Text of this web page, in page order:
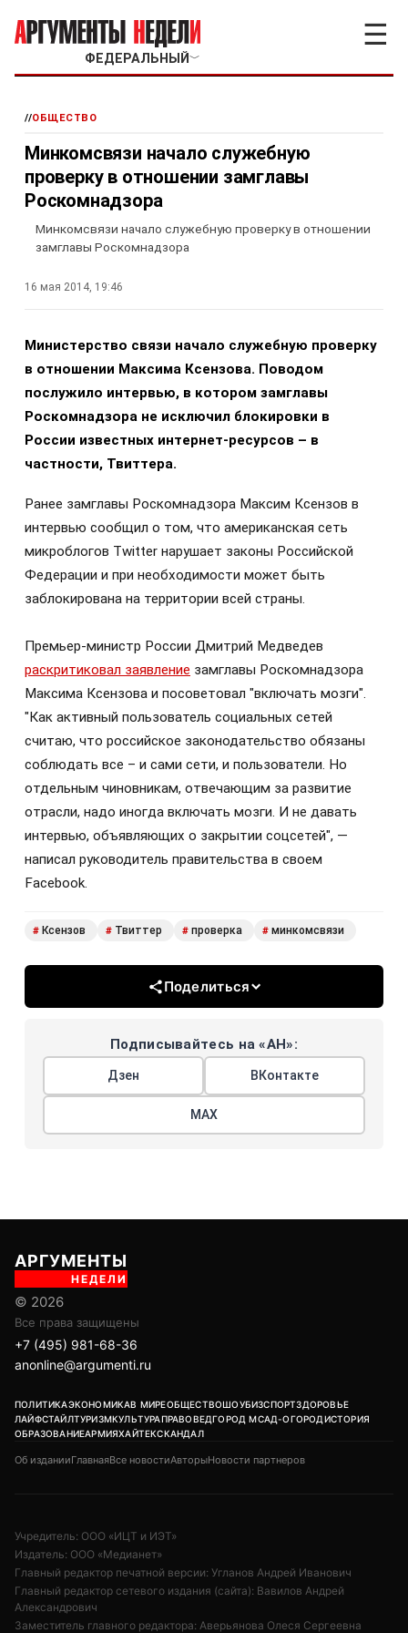
ФЕДЕРАЛЬНЫЙ ﹀
☰
//ОБЩЕСТВО
Минкомсвязи начало служебную
проверку в отношении замглавы
Роскомнадзора
Минкомсвязи начало служебную проверку в отношении
замглавы Роскомнадзора
16 мая 2014, 19:46
Министерство связи начало служебную проверку
в отношении Максима Ксензова. Поводом
послужило интервью, в котором замглавы
Роскомнадзора не исключил блокировки в
России известных интернет-ресурсов – в
частности, Твиттера.
Ранее замглавы Роскомнадзора Максим Ксензов в
интервью сообщил о том, что американская сеть
микроблогов Twitter нарушает законы Российской
Федерации и при необходимости может быть
заблокирована на территории всей страны.
Премьер-министр России Дмитрий Медведев
раскритиковал заявление замглавы Роскомнадзора
Максима Ксензова и посоветовал "включать мозги".
"Как активный пользователь социальных сетей
считаю, что российское законодательство обязаны
соблюдать все – и сами сети, и пользователи. Но
отдельным чиновникам, отвечающим за развитие
отрасли, надо иногда включать мозги. И не давать
интервью, объявляющих о закрытии соцсетей", —
написал руководитель правительства в своем
Facebook.
# Ксензов # Твиттер # проверка # минкомсвязи
Поделиться
Подписывайтесь на «АН»:
Дзен ВКонтакте
МАХ
АРГУМЕНТЫ
НЕДЕЛИ
© 2026
Все права защищены
+7 (495) 981-68-36
anonline@argumenti.ru
ПОЛИТИКАЭКОНОМИКАВ МИРЕОБЩЕСТВОШОУБИЗСПОРТЗДОРОВЬЕ
ЛАЙФСТАЙЛТУРИЗМКУЛЬТУРАПРАВОВЕДГОРОД МСАД-ОГОРОДИСТОРИЯ
ОБРАЗОВАНИЕАРМИЯХАЙТЕКСКАНДАЛ
Об изданииГлавнаяВсе новостиАвторыНовости партнеров
Учредитель: ООО «ИЦТ и ИЭТ»
Издатель: ООО «Медианет»
Главный редактор печатной версии: Угланов Андрей Иванович
Главный редактор сетевого издания (сайта): Вавилов Андрей
Александрович
Заместитель главного редактора: Аверьянова Олеся Сергеевна